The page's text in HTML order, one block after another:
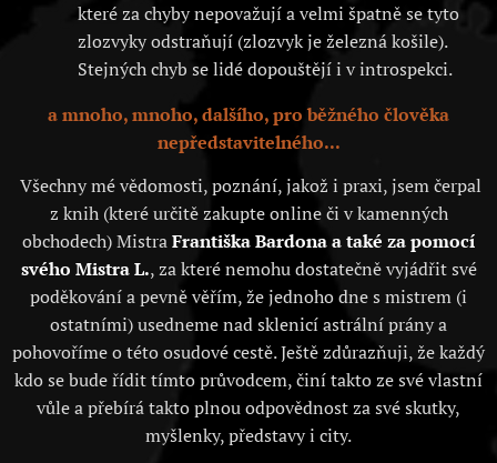
které za chyby nepovažují a velmi špatně se tyto
zlozvyky odstraňují (zlozvyk je železná košile).
Stejných chyb se lidé dopouštějí i v introspekci.
a mnoho, mnoho, dalšího, pro běžného člověka
nepředstavitelného...
Všechny mé vědomosti, poznání, jakož i praxi, jsem čerpal
z knih (které určitě zakupte online či v kamenných
obchodech) MistraFrantiška Bardona a také za pomocí
svého Mistra L., za které nemohu dostatečně vyjádřit své
poděkování a pevně věřím, že jednoho dne s mistrem (i
ostatními) usedneme nad sklenicí astrální prány a
pohovoříme o této osudové cestě. Ještě zdůrazňuji, že každý
kdo se bude řídit tímto průvodcem, činí takto ze své vlastní
vůle a přebírá takto plnou odpovědnost za své skutky,
myšlenky, představy i city.